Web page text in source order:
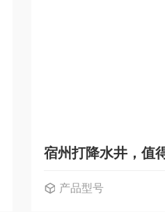
宿州打降水井，值
产品型号